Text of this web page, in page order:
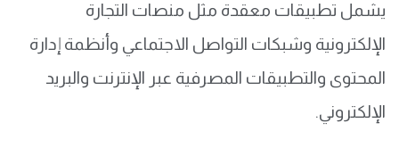
يشمل تطبيقات معقدة مثل منصات التجارة
الإلكترونية وشبكات التواصل الاجتماعي وأنظمة إدارة
المحتوى والتطبيقات المصرفية عبر الإنترنت والبريد
الإلكتروني.